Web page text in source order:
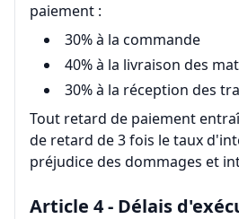
paiement :
30% à la commande
40% à la livraison des
30% à la réception des
Tout retard de paiement
de retard de 3 fois le taux
préjudice des dommages et
Article 4 - Délais